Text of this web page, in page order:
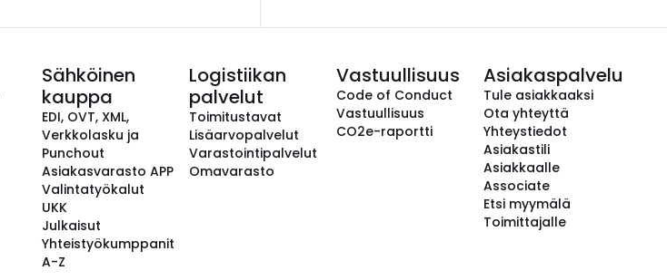
Sähköinen
kauppa
EDI, OVT, XML,
Verkkolasku ja
Punchout
Asiakasvarasto APP
Valintatyökalut
UKK
Julkaisut
Yhteistyökumppanit
A-Z
Logistiikan
palvelut
Toimitustavat
Lisäarvopalvelut
Varastointipalvelut
Omavarasto
Vastuullisuus
Code of Conduct
Vastuullisuus
CO2e-raportti
Asiakaspalvelu
Tule asiakkaaksi
Ota yhteyttä
Yhteystiedot
Asiakastili
Asiakkaalle
Associate
Etsi myymälä
Toimittajalle